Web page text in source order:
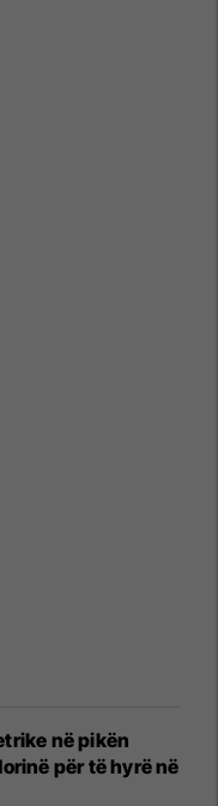
në pikën
për të hyrë në